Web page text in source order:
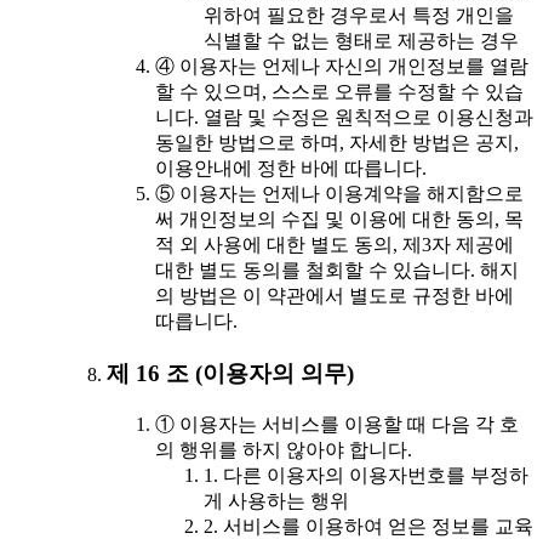
위하여 필요한 경우로서 특정 개인을
식별할 수 없는 형태로 제공하는 경우
④ 이용자는 언제나 자신의 개인정보를 열람
할 수 있으며, 스스로 오류를 수정할 수 있습
니다. 열람 및 수정은 원칙적으로 이용신청과
동일한 방법으로 하며, 자세한 방법은 공지,
이용안내에 정한 바에 따릅니다.
⑤ 이용자는 언제나 이용계약을 해지함으로
써 개인정보의 수집 및 이용에 대한 동의, 목
적 외 사용에 대한 별도 동의, 제3자 제공에
대한 별도 동의를 철회할 수 있습니다. 해지
의 방법은 이 약관에서 별도로 규정한 바에
따릅니다.
제 16 조 (이용자의 의무)
① 이용자는 서비스를 이용할 때 다음 각 호
의 행위를 하지 않아야 합니다.
1. 다른 이용자의 이용자번호를 부정하
게 사용하는 행위
2. 서비스를 이용하여 얻은 정보를 교육